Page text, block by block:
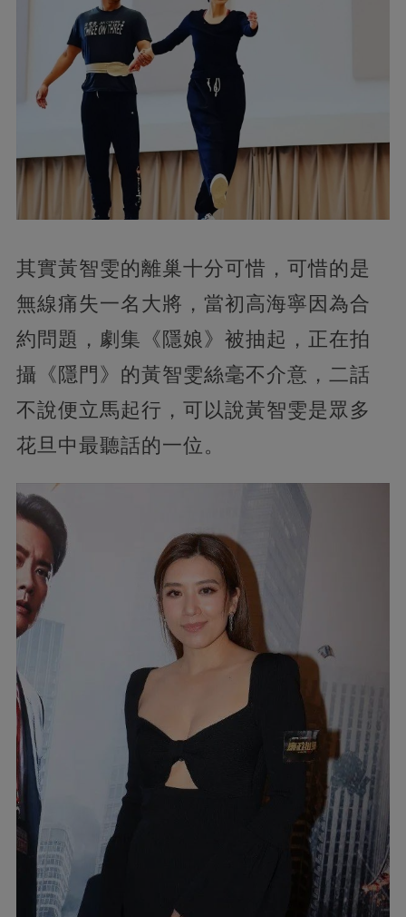
其實黃智雯的離巢十分可惜，可惜的是
無線痛失一名大將，當初高海寧因為合
約問題，劇集《隱娘》被抽起，正在拍
攝《隱門》的黃智雯絲毫不介意，二話
不說便立馬起行，可以說黃智雯是眾多
花旦中最聽話的一位。